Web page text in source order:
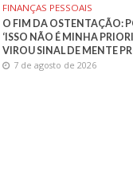
FINANÇAS PESSOAIS
O FIM DA OSTENTAÇÃO:
‘ISSO NÃO É MINHA
VIROU SINAL DE MENTE
7 de agosto de 2026